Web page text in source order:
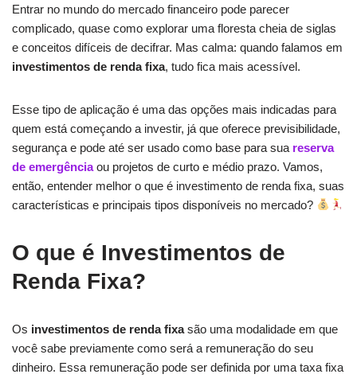
Entrar no mundo do mercado financeiro pode parecer
complicado, quase como explorar uma floresta cheia de siglas
e conceitos difíceis de decifrar. Mas calma: quando falamos em
investimentos de renda fixa, tudo fica mais acessível.
Esse tipo de aplicação é uma das opções mais indicadas para
quem está começando a investir, já que oferece previsibilidade,
segurança e pode até ser usado como base para sua reserva
de emergênciaou projetos de curto e médio prazo. Vamos,
então, entender melhor o que é investimento de renda fixa, suas
características e principais tipos disponíveis no mercado?
O que é Investimentos de
Renda Fixa?
Os investimentos de renda fixasão uma modalidade em que
você sabe previamente como será a remuneração do seu
dinheiro. Essa remuneração pode ser definida por uma taxa fixa